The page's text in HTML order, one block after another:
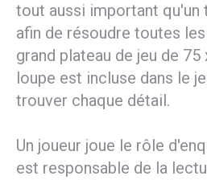
tout aussi important qu'un
afin de résoudre toutes
grand plateau de jeu de 75
loupe est incluse dans le
trouver chaque détail.
Un joueur joue le rôle
est responsable de la